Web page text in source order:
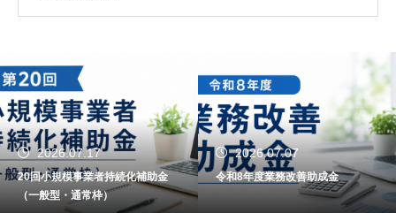
2026.07.17
20回小規模事業者持続化補助金
（一般型・通常枠）
2026.07.07
令和8年度業務改善助成金